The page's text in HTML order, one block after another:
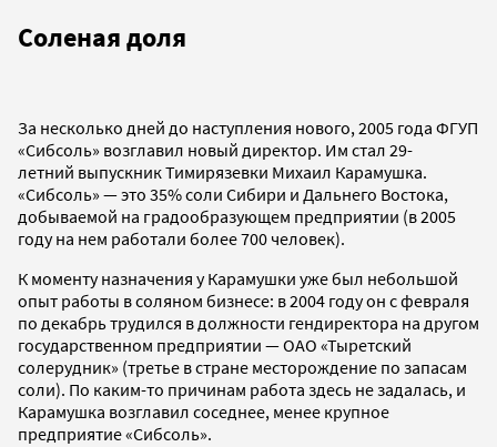
Соленая доля
За несколько дней до наступления нового, 2005 года ФГУП
«Сибсоль» возглавил новый директор. Им стал 29-
летний выпускник Тимирязевки Михаил Карамушка.
«Сибсоль» — это 35% соли Сибири и Дальнего Востока,
добываемой на градообразующем предприятии (в 2005
году на нем работали более 700 человек).
К моменту назначения у Карамушки уже был небольшой
опыт работы в соляном бизнесе: в 2004 году он с февраля
по декабрь трудился в должности гендиректора на другом
государственном предприятии — ОАО «Тыретский
солерудник» (третье в стране месторождение по запасам
соли). По каким-то причинам работа здесь не задалась, и
Карамушка возглавил соседнее, менее крупное
предприятие «Сибсоль».